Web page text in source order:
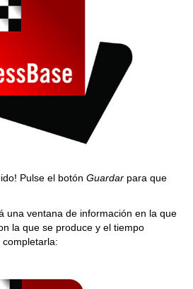
Pulse el botón Guardar para que
una ventana de información en la que
la que se produce y el tiempo